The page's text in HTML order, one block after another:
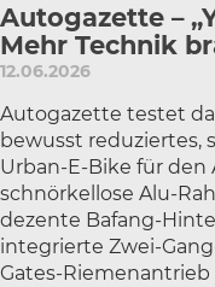
Autogazette –
Mehr Technik
12.06.2026
Autogazette testet
bewusst reduziertes,
Urban-E-Bike für
schnörkellose Alu-
dezente Bafang-
integrierte Zwei-
Gates-Riemenantrieb